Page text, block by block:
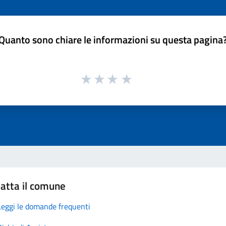
sono chiare le informazioni su questa
il comune
le domande frequenti